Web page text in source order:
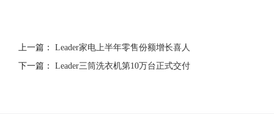
上一篇：
Leader家电上半年零售份额增长喜人
下一篇：
Leader三筒洗衣机第10万台正式交付